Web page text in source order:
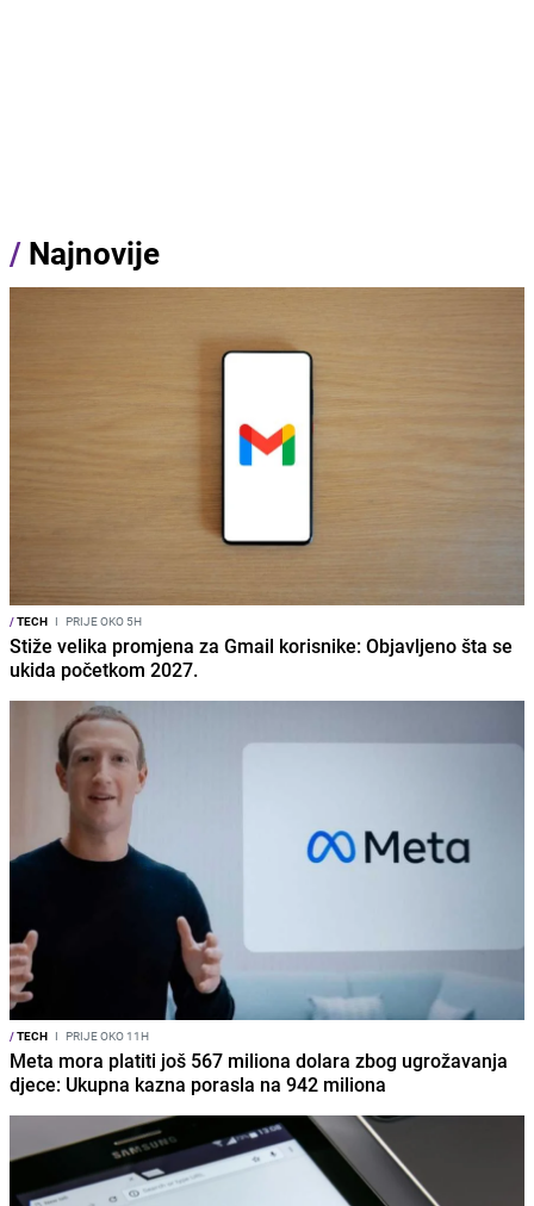
/ Najnovije
/TECH I PRIJE OKO 5H
Stiže velika promjena za Gmail korisnike: Objavljeno šta se
ukida početkom 2027.
/TECH I PRIJE OKO 11H
Meta mora platiti još 567 miliona dolara zbog ugrožavanja
djece: Ukupna kazna porasla na 942 miliona